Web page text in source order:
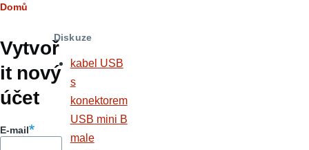
Hlavní
záložky
Drobečková
navigace
Domů
Vytvoř
it nový
účet
E-mail
Diskuze
kabel USB
s
konektorem
USB mini B
male